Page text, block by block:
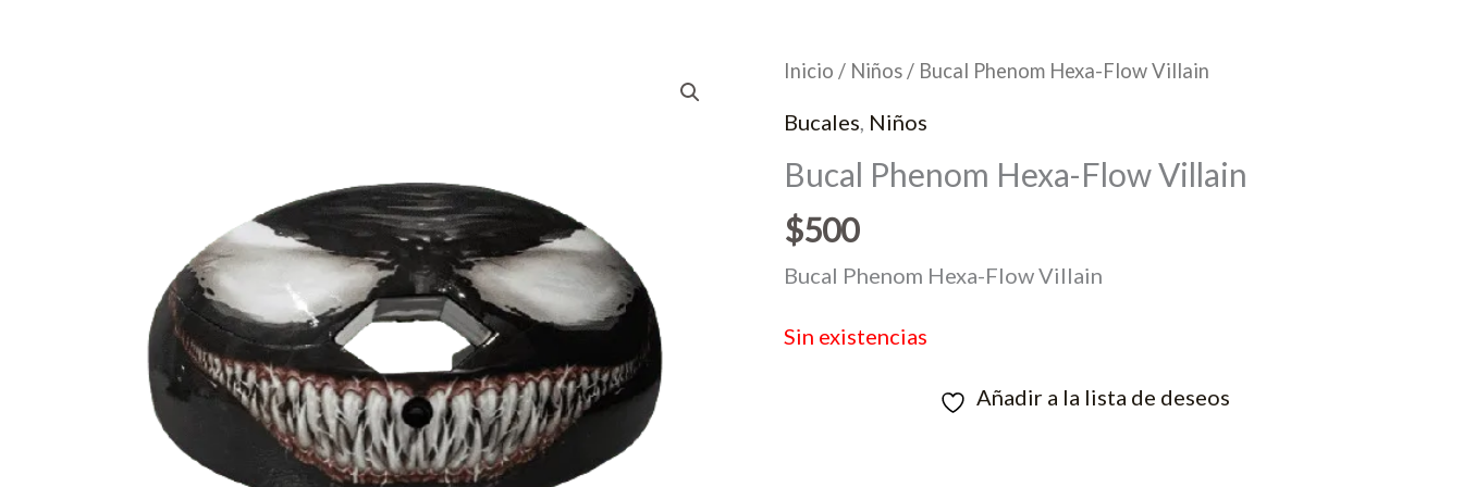
Inicio / Niños / Bucal Phenom Hexa-Flow Villain
Bucales Niños
Bucal Phenom Hexa-Flow Villain
$500
Bucal Phenom Hexa-Flow Villain
Sin existencias
Añadir a la lista de deseos